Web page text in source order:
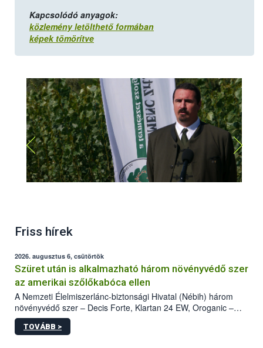
Kapcsolódó anyagok:
közlemény letölthető formában
képek tömörítve
Ugron Ákos Gábor, helyettes államtitkár, FM
Friss hírek
2026. augusztus 6, csütörtök
Szüret után is alkalmazható három növényvédő szer
az amerikai szőlőkabóca ellen
A Nemzeti Élelmiszerlánc-biztonsági Hivatal (Nébih) három
növényvédő szer – Decis Forte, Klartan 24 EW, Oroganic –
engedélyokiratát módosította, így azok a szüretet követően,
egészen a vesszőérettség (BBCH 91) stádiumáig
TOVÁBB >